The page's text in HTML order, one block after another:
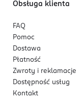
Obsługa klienta
FAQ
Pomoc
Dostawa
Płatność
Zwroty i reklamacje
Dostępność usług
Kontakt